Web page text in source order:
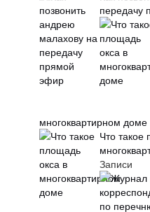
передачу
многоквартирном доме
Что такое
Записи